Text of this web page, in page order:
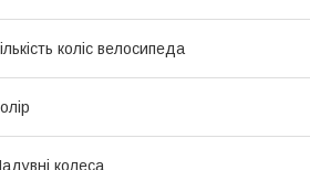
коліс велосипеда
колеса